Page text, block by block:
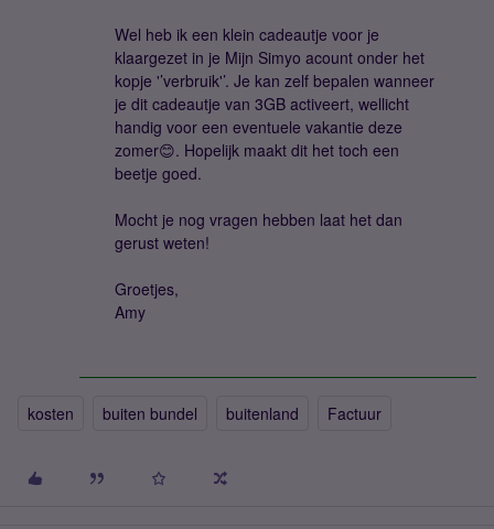
Wel heb ik een klein cadeautje voor je
klaargezet in je Mijn Simyo acount onder het
kopje '’verbruik'’. Je kan zelf bepalen wanneer
je dit cadeautje van 3GB activeert, wellicht
handig voor een eventuele vakantie deze
zomer😊. Hopelijk maakt dit het toch een
beetje goed.
Mocht je nog vragen hebben laat het dan
gerust weten!
Groetjes,
Amy
kosten buiten bundel buitenland Factuur